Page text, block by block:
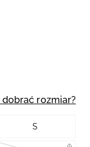
dobrać rozmiar?
S